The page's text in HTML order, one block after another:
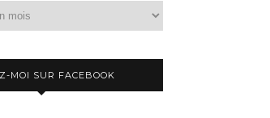
MOI SUR FACEBOOK